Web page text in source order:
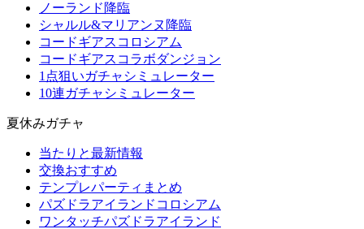
ノーランド降臨
シャルル&マリアンヌ降臨
コードギアスコロシアム
コードギアスコラボダンジョン
1点狙いガチャシミュレーター
10連ガチャシミュレーター
夏休みガチャ
当たりと最新情報
交換おすすめ
テンプレパーティまとめ
パズドラアイランドコロシアム
ワンタッチパズドラアイランド